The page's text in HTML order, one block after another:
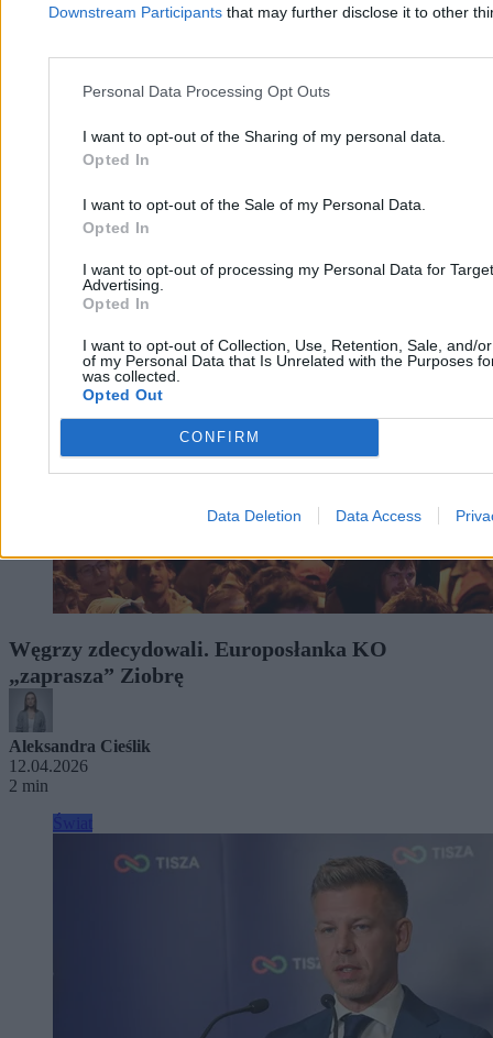
Downstream Participants that may further disclose it to other
Personal Data Processing Opt Outs
I want to opt-out of the Sharing of my personal data.
Opted In
I want to opt-out of the Sale of my Personal Data.
Opted In
I want to opt-out of processing my Personal Data for
Advertising.
Opted In
I want to opt-out of Collection, Use, Retention, Sale, and/
of my Personal Data that Is Unrelated with the Purposes
was collected.
Opted Out
CONFIRM
Data Deletion Data Access
Filip Baczkura
Węgrzy zdecydowali. Europosłanka KO
„zaprasza” Ziobrę
Aleksandra Cieślik
12.04.2026
2 min